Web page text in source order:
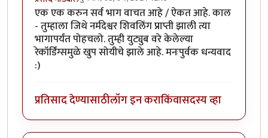
एक एक करुन सर्व भाग वाचत आहे / ऐकत आहे. काल
- तुम्हाला जिथे नर्मदेश्वर शिवलिंग प्राप्ती झाली त्या
भागापर्यंत पोहचलो. तुम्ही युट्युब वरे केलेल्या
रेकॉर्डिंग्समुळे खुप सोयीचे झाले आहे. मनःपुर्वक धन्यवाद
:)
प्रतिसाद देण्यासाठीलॉग इन कराकिंवासदस्य व्हा